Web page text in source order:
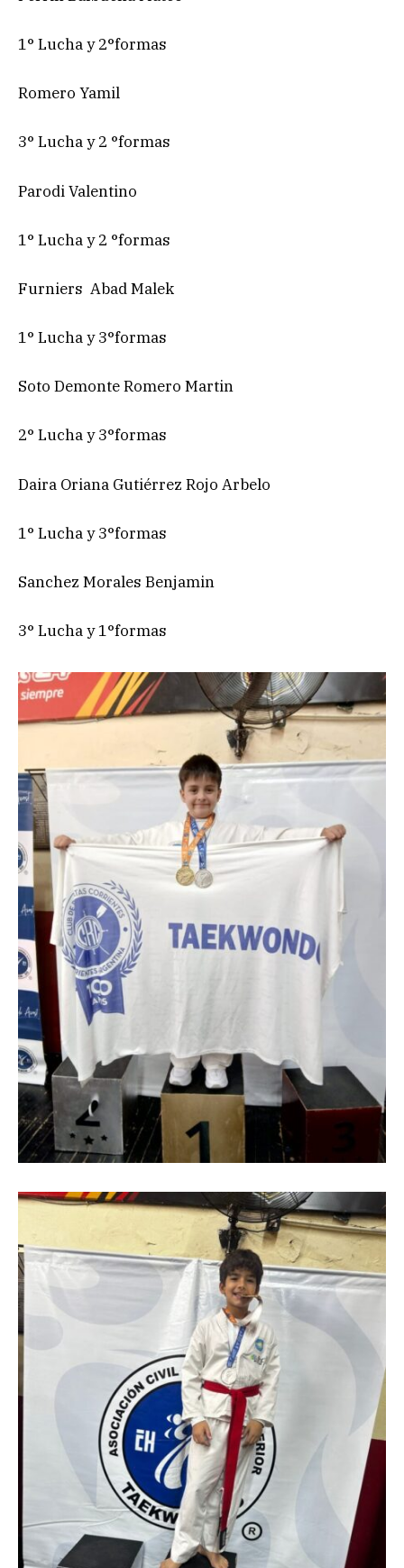
1° Lucha y 2°formas
Romero Yamil
3° Lucha y 2 °formas
Parodi Valentino
1° Lucha y 2 °formas
Furniers Abad Malek
1° Lucha y 3°formas
Soto Demonte Romero Martin
2° Lucha y 3°formas
Daira Oriana Gutiérrez Rojo Arbelo
1° Lucha y 3°formas
Sanchez Morales Benjamin
3° Lucha y 1°formas